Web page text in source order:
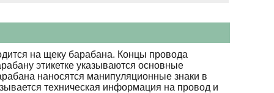
на щеку барабана. Концы провода
этикетке указываются основные
наносятся манипуляционные знаки в
техническая информация на провод и